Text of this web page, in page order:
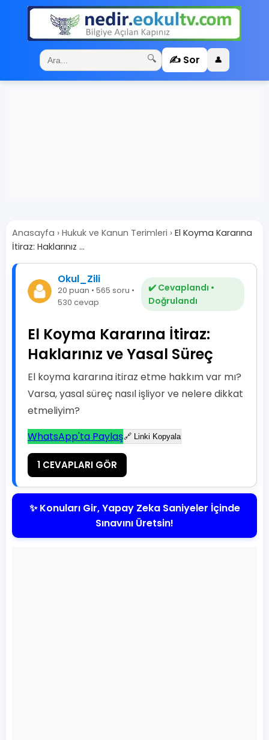
🔍 ✍️ Sor 👤
Anasayfa › Hukuk ve Kanun Terimleri › El Koyma Kararına
İtiraz: Haklarınız ...
Okul_Zili
20 puan • 565 soru •
530 cevap
✔️ Cevaplandı •
Doğrulandı
El Koyma Kararına İtiraz:
Haklarınız ve Yasal Süreç
El koyma kararına itiraz etme hakkım var mı?
Varsa, yasal süreç nasıl işliyor ve nelere dikkat
etmeliyim?
WhatsApp'ta Paylaş🔗 Linki Kopyala
1 CEVAPLARI GÖR
✨ Konuları Gir, Yapay Zeka Saniyeler İçinde
Sınavını Üretsin!